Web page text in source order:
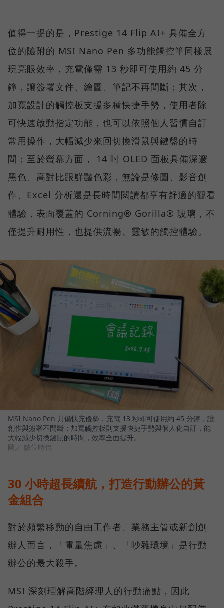
值得一提的是，Prestige 14 Flip AI+ 具備全方
位的隨附的 MSI Nano Pen 多功能觸控筆同樣展
現亮眼效率，充電僅需 13 秒即可使用約 45 分
鐘，讓簽署文件、繪圖、筆記不再間斷；其次，
加寬設計的觸控板支援多種快捷手勢，使用者除
可快速啟動指定功能，也可以依照個人習慣自訂
常用操作，大幅減少來回切換滑鼠與鍵盤的時
間；至於螢幕方面， 14 吋 OLED 面板具備深邃
黑色、高對比跟鮮豔色彩，無論是修圖、影音創
作、Excel 分析還是長時間閱讀都享有舒適的觀看
體驗，表面覆蓋的 Corning® Gorilla® 玻璃，不
僅提升耐用性，也提供流暢、靈敏的觸控體驗。
MSI Nano Pen 具備快充優勢，充電 13 秒即可使用約 45 分鐘，讓
創作與簽署不間斷；加寬觸控板則支援快捷手勢與個人化自訂，能
大幅減少切換鍵鼠的時間，效率全面提升。
圖／ 數位時代
30 小時超長續航，打造行動辦公的黃
金組合
對於頻繁移動的自由工作者、業務主管或新創創
辦人而言，「電量焦慮」、「吵雜環境」是行動
辦公的最大殺手。
MSI 深刻理解高階經理人的行動痛點，因此